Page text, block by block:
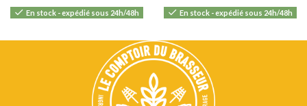
En stock - expédié sous 24h/48h En stock - expédié sous 24h/48h